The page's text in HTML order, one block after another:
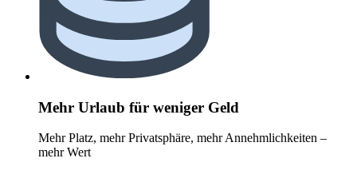
Mehr Urlaub für weniger Geld
Mehr Platz, mehr Privatsphäre, mehr Annehmlichkeiten –
mehr Wert